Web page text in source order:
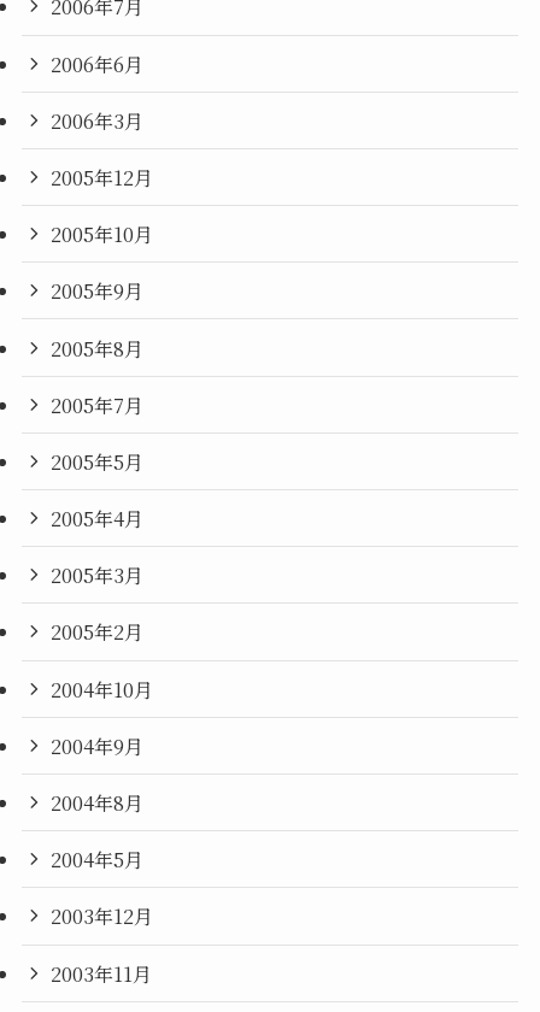
2006年7月
2006年6月
2006年3月
2005年12月
2005年10月
2005年9月
2005年8月
2005年7月
2005年5月
2005年4月
2005年3月
2005年2月
2004年10月
2004年9月
2004年8月
2004年5月
2003年12月
2003年11月